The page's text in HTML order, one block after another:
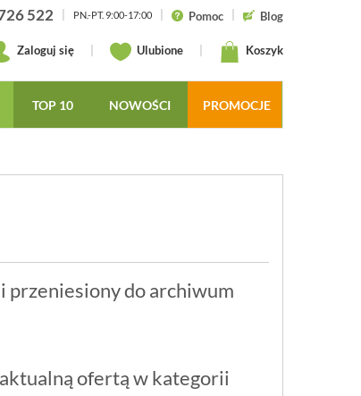
522 PN.-PT. 9:00-17:00 Pomoc Blog
Zaloguj się Ulubione Koszyk
TOP 10 NOWOŚCI PROMOCJE
przeniesiony do archiwum
aktualną ofertą w kategorii